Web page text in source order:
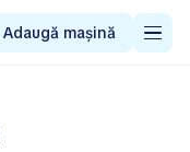
Adaugă mașină